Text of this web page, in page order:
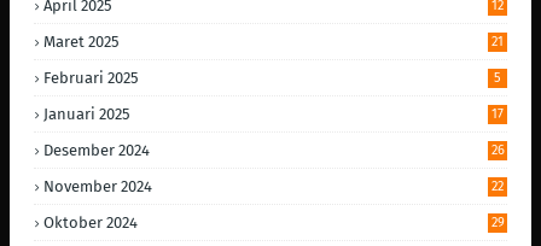
April 2025 12
Maret 2025 21
Februari 2025 5
Januari 2025 17
Desember 2024 26
November 2024 22
Oktober 2024 29